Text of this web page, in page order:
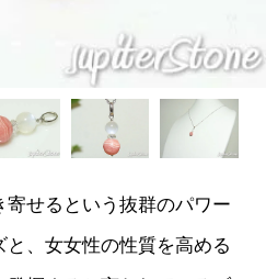
せるという抜群のパワー
、女女性の性質を高める